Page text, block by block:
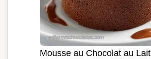
Mousse au Chocolat au Lait